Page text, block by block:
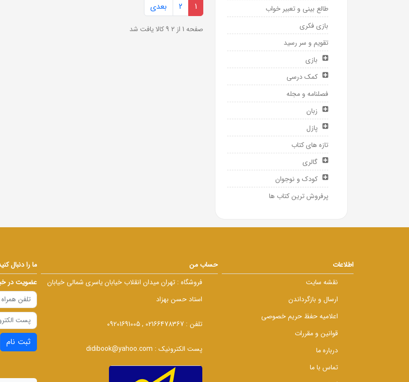
طالع بینی و تعبیر خواب
بازی فکری
تقویم و سر رسید
بازی
کمک درسی
فصلنامه و مجله
زبان
پازل
تازه های کتاب
گالری
کودک و نوجوان
پرفروش ترین کتاب ها
1
2 بعدی
صفحه 1 از 2 9 کالا یافت شد
اطلاعات
نقشه سایت
ارسال و بازگرداندن
اعلامیه حفظ حریم خصوصی
قوانین و مقررات
درباره ما
تماس با ما
حساب من
فروشگاه : تهران میدان انقلاب خیابان یاسری شمالی خیابان
استاد حسن بهزاد
تلفن : 02166478367 , 09201691005
پست الکترونیک : didibook@yahoo.com
ما را دنبال
عضویت در
ثبت نام